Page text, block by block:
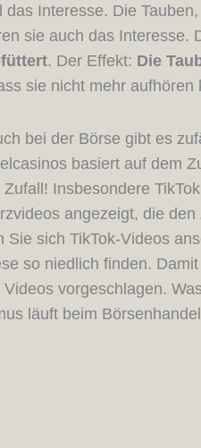
Interesse. Die
sie auch das
. Der Effekt: Die
sie nicht mehr
bei der Börse gibt es
basiert auf dem
Insbesondere
angezeigt, die
sich TikTok-Videos
so niedlich finden.
vorgeschlagen.
läuft beim